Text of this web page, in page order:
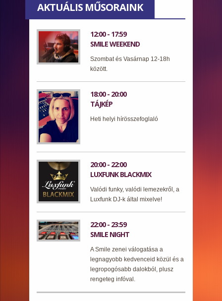
AKTUÁLIS MŰSORAINK
12:00 - 17:59
SMILE WEEKEND
Szombat és Vasárnap 12-18h
között.
18:00 - 20:00
TÁJKÉP
Heti helyi hírösszefoglaló
20:00 - 22:00
LUXFUNK BLACKMIX
Valódi funky, valódi lemezekről, a
Luxfunk DJ-k által mixelve!
22:00 - 23:59
SMILE NIGHT
A Smile zenei válogatása a
legnagyobb kedvenceid közül és a
legropogósabb dalokból, plusz
rengeteg infóval.